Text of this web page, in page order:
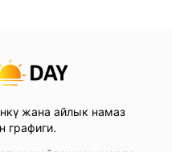
жана айлык намаз
графиги.